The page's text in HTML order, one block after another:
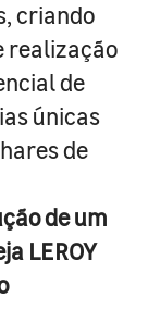
criando
realização
de
únicas
de
de um
LEROY